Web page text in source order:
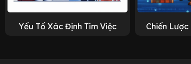
Yếu Tố Xác Định Tìm Việc Chiến